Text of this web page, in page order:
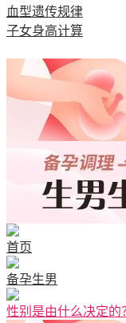
血型遗传规律
子女身高计算
首页
备孕生男
性别是由什么决定的